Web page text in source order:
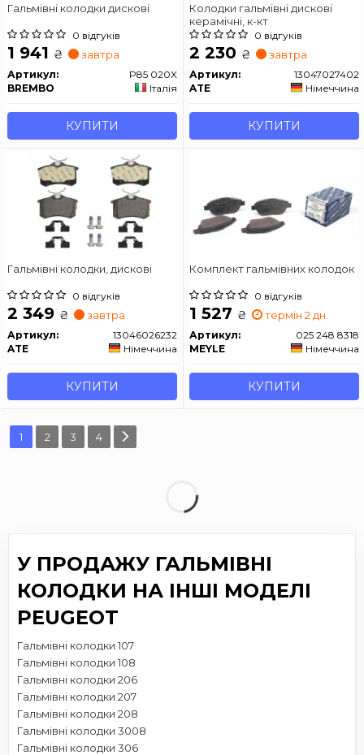
Гальмівні колодки дискові
0 відгуків
1 941 ₴ завтра
Артикул:
P85 020X
BREMBO
Італія
КУПИТИ
Колодки гальмівні дискові
керамічні, к-кт
0 відгуків
2 230 ₴ завтра
Артикул:
13047027402
ATE
Німеччина
КУПИТИ
Гальмівні колодки, дискові
0 відгуків
2 349 ₴ завтра
Артикул:
13046026232
ATE
Німеччина
КУПИТИ
Комплект гальмівних колодок
0 відгуків
1 527 ₴ термін 2 дн.
Артикул:
025 248 8318
MEYLE
Німеччина
КУПИТИ
1 2 3 4
У ПРОДАЖУ ГАЛЬМІВНІ
КОЛОДКИ НА ІНШІ МОДЕЛІ
PEUGEOT
Гальмівні колодки 107
Гальмівні колодки 108
Гальмівні колодки 206
Гальмівні колодки 207
Гальмівні колодки 208
Гальмівні колодки 3008
Гальмівні колодки 306